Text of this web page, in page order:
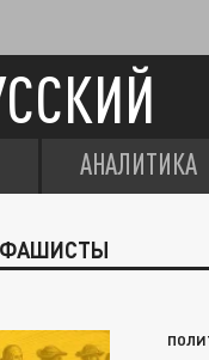
АНАЛИТИКА
ФАШИСТЫ